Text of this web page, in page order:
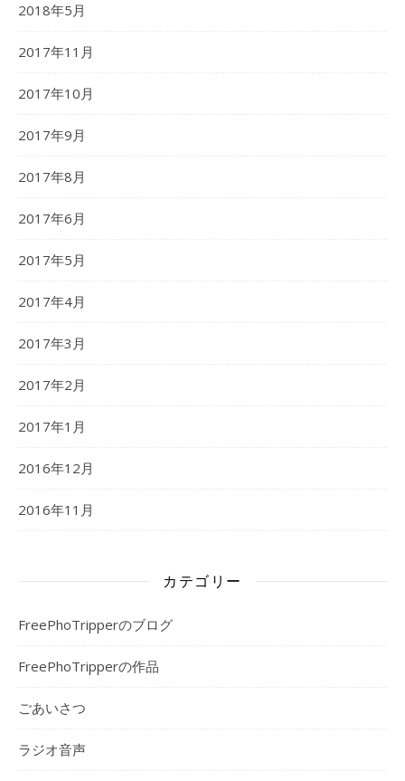
2018年5月
2017年11月
2017年10月
2017年9月
2017年8月
2017年6月
2017年5月
2017年4月
2017年3月
2017年2月
2017年1月
2016年12月
2016年11月
カテゴリー
FreePhoTripperのブログ
FreePhoTripperの作品
ごあいさつ
ラジオ音声